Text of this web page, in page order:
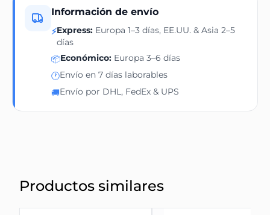
Información de envío
⚡Express: Europa 1–3 días, EE.UU. & Asia 2–5
días
📦Económico: Europa 3–6 días
🕐Envío en 7 días laborables
🚚Envío por DHL, FedEx & UPS
Productos similares